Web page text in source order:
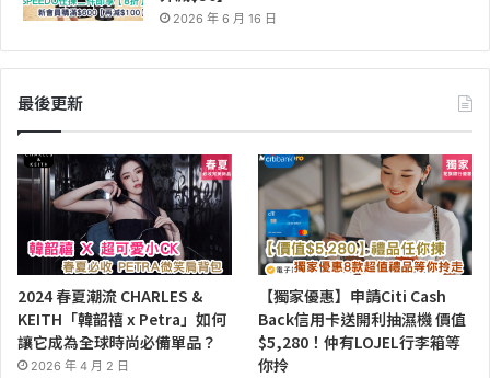
2026 年 6 月 16 日
最後更新
2024 春夏潮流 CHARLES &
KEITH「韓韶禧 x Petra」如何
讓它成為全球時尚必備單品？
2026 年 4 月 2 日
【獨家優惠】申請Citi Cash
Back信用卡送開利抽濕機 價值
$5,280！仲有LOJEL行李箱等
你拎